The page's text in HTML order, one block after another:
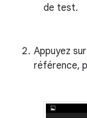
de test.
Appuyez sur
référence,